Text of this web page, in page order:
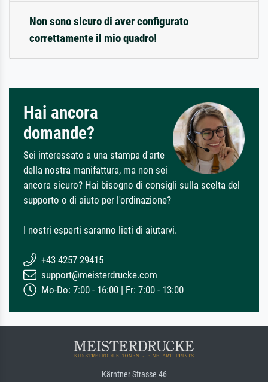
Non sono sicuro di aver configurato
correttamente il mio quadro!
Hai ancora
domande?
Sei interessato a una stampa d'arte
della nostra manifattura, ma non sei
ancora sicuro? Hai bisogno di consigli sulla scelta del
supporto o di aiuto per l'ordinazione?
I nostri esperti saranno lieti di aiutarvi.
+43 4257 29415
support@meisterdrucke.com
Mo-Do: 7:00 - 16:00 | Fr: 7:00 - 13:00
Kärntner Strasse 46